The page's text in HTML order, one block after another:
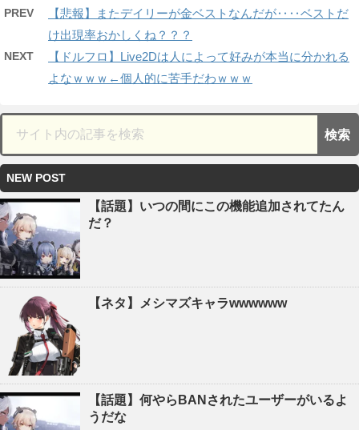
PREV
【悲報】またデイリーが金ベストなんだが‥‥ベストだ
け出現率おかしくね？？？
NEXT
【ドルフロ】Live2Dは人によって好みが本当に分かれる
よなｗｗｗ←個人的に苦手だわｗｗｗ
NEW POST
【話題】いつの間にこの機能追加されてたん
だ？
【ネタ】メシマズキャラwwwwww
【話題】何やらBANされたユーザーがいるよ
うだな